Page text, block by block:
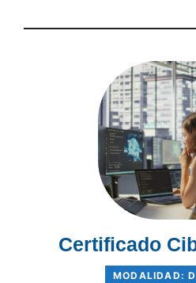
Certificado
MODALIDAD: